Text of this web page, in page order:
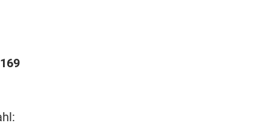
169